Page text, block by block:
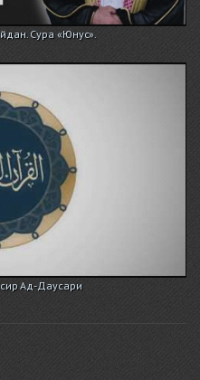
Сура «Юнус».
Ад-Даусари